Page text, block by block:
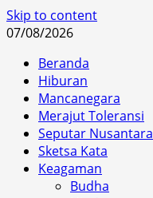
Skip to content
07/08/2026
Beranda
Hiburan
Mancanegara
Merajut Toleransi
Seputar Nusantara
Sketsa Kata
Keagaman
Budha